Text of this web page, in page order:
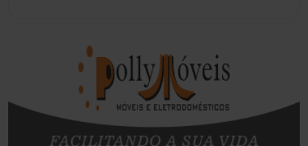
Bom Jesus da Lapa
Boquira